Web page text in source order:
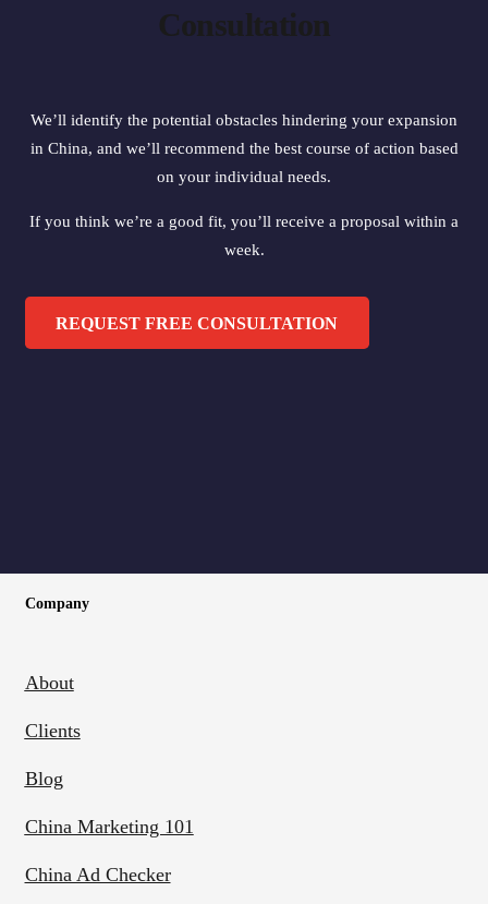
Consultation
We’ll identify the potential obstacles hindering your expansion
in China, and we’ll recommend the best course of action based
on your individual needs.
If you think we’re a good fit, you’ll receive a proposal within a
week.
REQUEST FREE CONSULTATION
Company
About
Clients
Blog
China Marketing 101
China Ad Checker